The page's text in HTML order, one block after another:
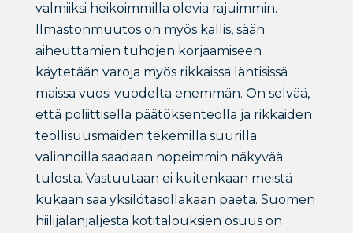
valmiiksi heikoimmilla olevia rajuimmin.
Ilmastonmuutos on myös kallis, sään
aiheuttamien tuhojen korjaamiseen
käytetään varoja myös rikkaissa läntisissä
maissa vuosi vuodelta enemmän. On selvää,
että poliittisella päätöksenteolla ja rikkaiden
teollisuusmaiden tekemillä suurilla
valinnoilla saadaan nopeimmin näkyvää
tulosta. Vastuutaan ei kuitenkaan meistä
kukaan saa yksilötasollakaan paeta. Suomen
hiilijalanjäljestä kotitalouksien osuus on